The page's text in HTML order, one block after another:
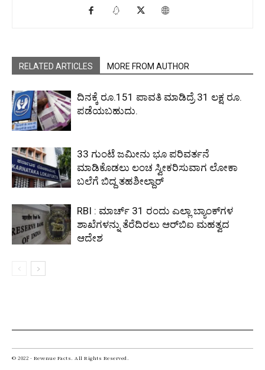
RELATED ARTICLES MORE FROM AUTHOR
ದಿನಕ್ಕೆ ರೂ.151 ಪಾವತಿ ಮಾಡಿದ್ರೆ 31 ಲಕ್ಷ ರೂ.
ಪಡೆಯಬಹುದು.
33 ಗುಂಟೆ ಜಮೀನು ಭೂ ಪರಿವರ್ತನೆ
ಮಾಡಿಕೊಡಲು ಲಂಚ ಸ್ವೀಕರಿಸುವಾಗ ಲೋಕಾ
ಬಲೆಗೆ ಬಿದ್ದ ತಹಶೀಲ್ದಾರ್
RBI : ಮಾರ್ಚ್ 31 ರಂದು ಎಲ್ಲಾ ಬ್ಯಾಂಕ್‌ಗಳ
ಶಾಖೆಗಳನ್ನು ತೆರೆದಿರಲು ಆರ್‌ಬಿಐ ಮಹತ್ವದ
ಆದೇಶ
© 2022 - Revenue Facts. All Rights Reserved.